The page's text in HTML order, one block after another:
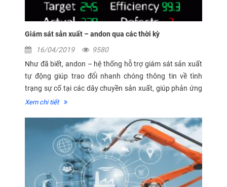
Giám sát sản xuất – andon qua các thời kỳ
16/04/2019
9580
Như đã biết, andon – hệ thống hỗ trợ giám sát sản xuất
tự động giúp trao đổi nhanh chóng thông tin về tình
trạng sự cố tại các dây chuyền sản xuất, giúp phản ứng
xử lý nhanh hơn, giảm thời gian ngừng trệ sản xuất. Vậy
Xem chi tiết